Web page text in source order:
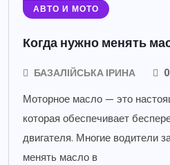
АВТО И МОТО
Когда нужно менять
БАЗАЛІЙСЬКА ІРИНА
Моторное масло — это
которая обеспечивает
двигателя. Многие водители
менять масло в